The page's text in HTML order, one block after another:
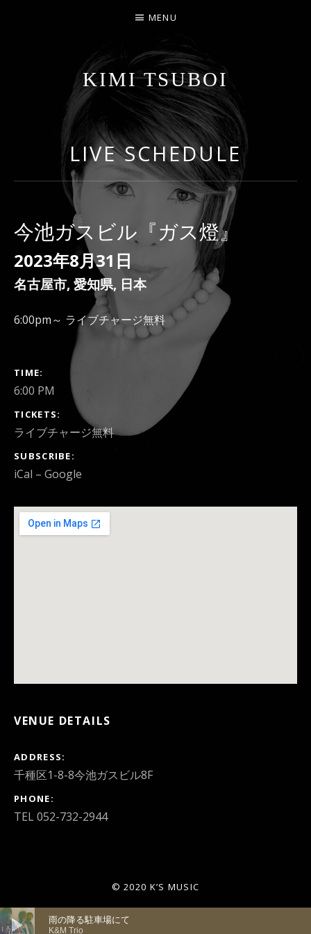
KIMI TSUBOI
名古屋のJAZZ PIANIST
MENU
LIVE SCHEDULE
今池ガスビル『ガス燈』
2023年8月31日
名古屋市, 愛知県, 日本
6:00pm～ ライブチャージ無料
GIG DETAILS
TIME
6:00 PM
TICKETS
ライブチャージ無料
SUBSCRIBE
iCal Google
VENUE DETAILS
ADDRESS
PHONE
TEL 052-732-2944
© 2020 K’S MUSIC
音声プレーヤー
K&M Trio
雨の降る駐車場にて